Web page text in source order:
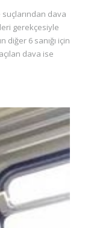
suçlarından dava
gerekçesiyle
diğer 6 sanığı için
dava ise